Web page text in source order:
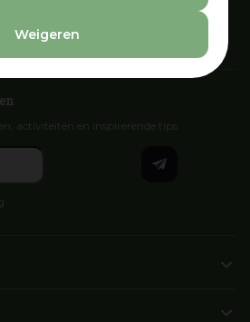
Weigeren
activiteiten en inspirerende tips